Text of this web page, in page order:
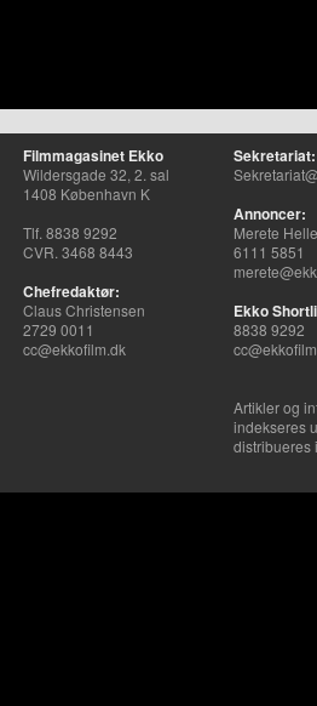
Filmmagasinet Ekko
Wildersgade 32, 2. sal
1408 København K
Tlf. 8838 9292
CVR. 3468 8443
Chefredaktør:
Claus Christensen
2729 0011
cc@ekkofilm.dk
Sekretariat:
Annoncer:
Merete
6111 5851
Ekko
8838 9292
Artikler og
indekseres
distribueres